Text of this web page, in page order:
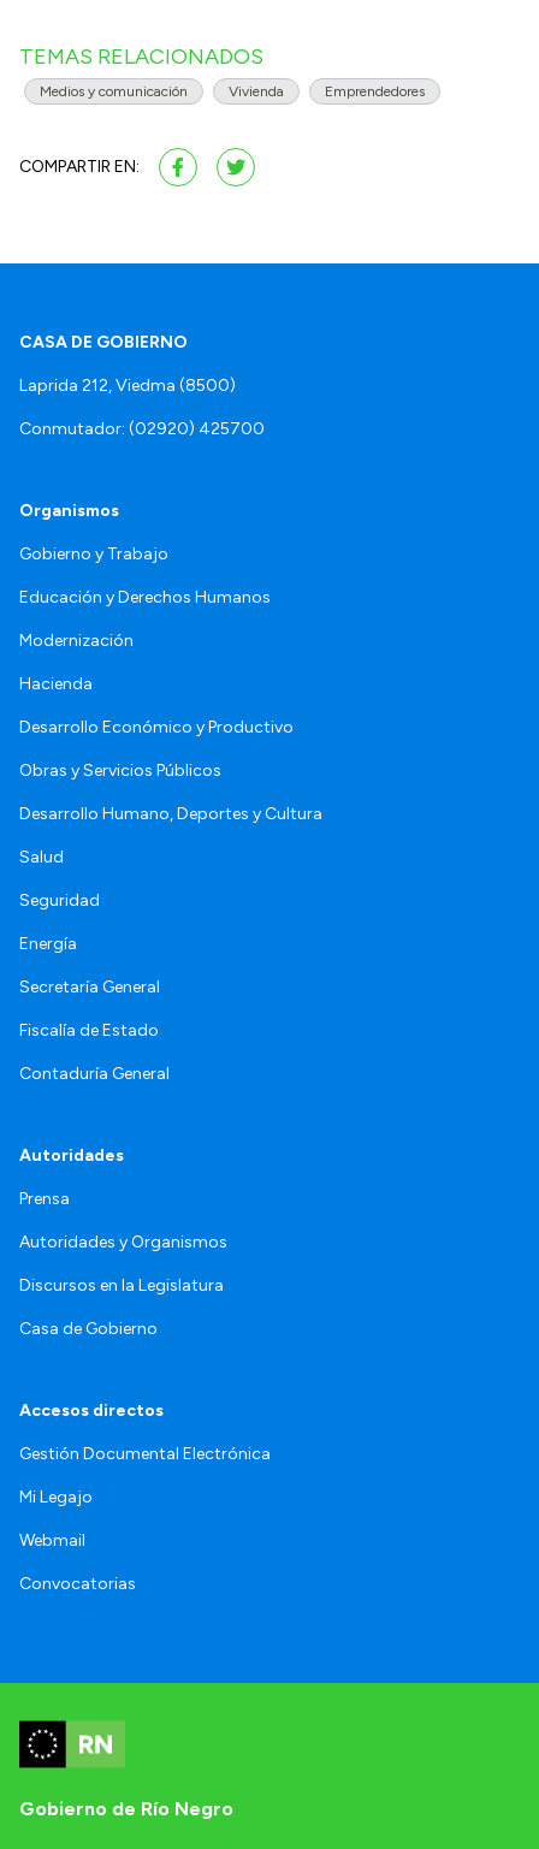
TEMAS RELACIONADOS
Medios y comunicación Vivienda Emprendedores
COMPARTIR EN:
CASA DE GOBIERNO
Laprida 212, Viedma (8500)
Conmutador: (02920) 425700
Organismos
Gobierno y Trabajo
Educación y Derechos Humanos
Modernización
Hacienda
Desarrollo Económico y Productivo
Obras y Servicios Públicos
Desarrollo Humano, Deportes y Cultura
Salud
Seguridad
Energía
Secretaría General
Fiscalía de Estado
Contaduría General
Autoridades
Prensa
Autoridades y Organismos
Discursos en la Legislatura
Casa de Gobierno
Accesos directos
Gestión Documental Electrónica
Mi Legajo
Webmail
Convocatorias
Gobierno de Río Negro